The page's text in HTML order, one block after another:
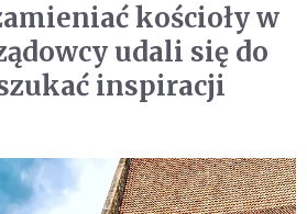
kościoły w
udali się do
inspiracji